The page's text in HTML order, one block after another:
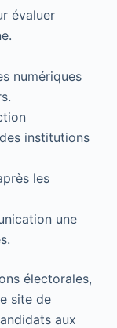
évaluer
numériques
institutions
les
une
électorales,
site de
aux